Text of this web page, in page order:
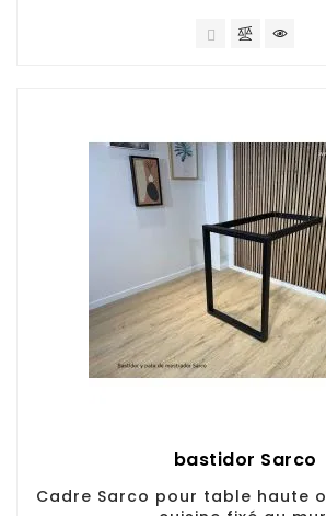
bastidor Sarco
Cadre Sarco pour table haute